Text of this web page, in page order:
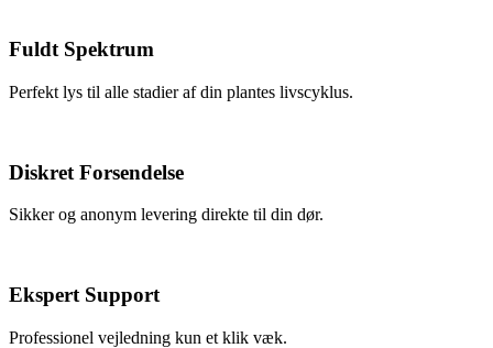
Fuldt Spektrum
Perfekt lys til alle stadier af din plantes livscyklus.
Diskret Forsendelse
Sikker og anonym levering direkte til din dør.
Ekspert Support
Professionel vejledning kun et klik væk.